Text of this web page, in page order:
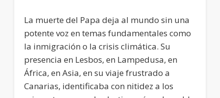
La muerte del Papa deja al mundo sin una
potente voz en temas fundamentales como
la inmigración o la crisis climática. Su
presencia en Lesbos, en Lampedusa, en
África, en Asia, en su viaje frustrado a
Canarias, identificaba con nitidez a los